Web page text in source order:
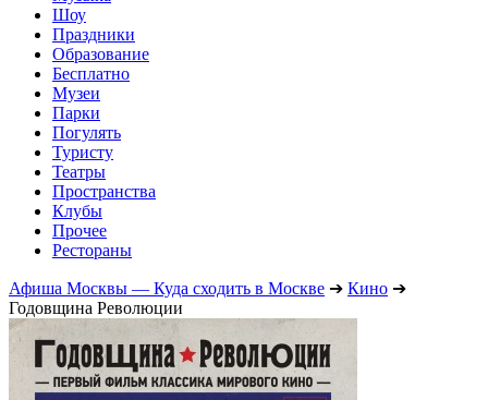
Шоу
Праздники
Образование
Бесплатно
Музеи
Парки
Погулять
Туристу
Театры
Пространства
Клубы
Прочее
Рестораны
Афиша Москвы — Куда сходить в Москве ➔ Кино ➔
Годовщина Революции